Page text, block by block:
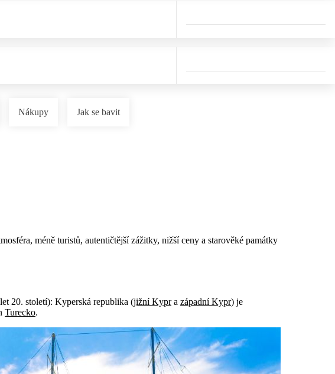
Nákupy Jak se bavit
méně turistů, autentičtější zážitky, nižší ceny a starověké památky
20. století): Kyperská republika (jižní Kypra západní Kypr) je
Turecko.